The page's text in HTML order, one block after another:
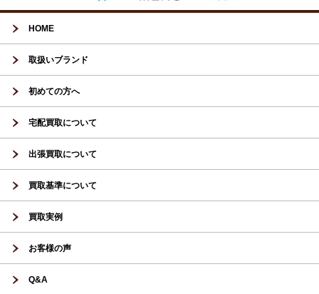
HOME
取扱いブランド
初めての方へ
宅配買取について
出張買取について
買取基準について
買取実例
お客様の声
Q&A